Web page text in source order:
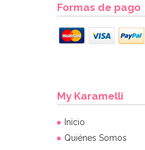
Formas de pago
My Karamelli
Inicio
Quiénes Somos